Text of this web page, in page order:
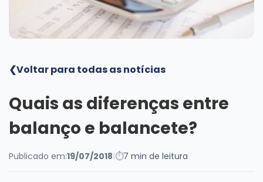
❮Voltar para todas as notícias
Quais as diferenças entre
balanço e balancete?
Publicado em:19/07/2018|⏱7 min de leitura